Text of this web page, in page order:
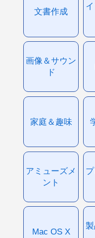
文書作成
画像＆サウン
ド
家庭＆趣味
アミューズメ
ント
Mac OS X